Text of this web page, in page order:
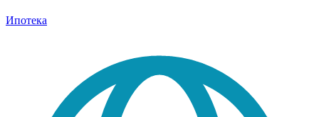
Ипотека